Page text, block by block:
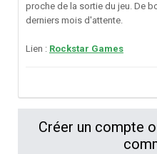
proche de la sortie du jeu. De
derniers mois d'attente.
Lien : Rockstar Games
Créer un compte